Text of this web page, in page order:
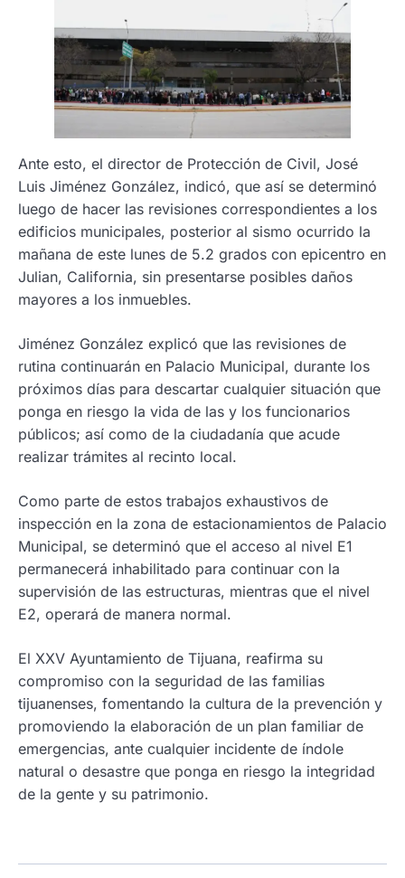
Ante esto, el director de Protección de Civil, José
Luis Jiménez González, indicó, que así se determinó
luego de hacer las revisiones correspondientes a los
edificios municipales, posterior al sismo ocurrido la
mañana de este lunes de 5.2 grados con epicentro en
Julian, California, sin presentarse posibles daños
mayores a los inmuebles.
Jiménez González explicó que las revisiones de
rutina continuarán en Palacio Municipal, durante los
próximos días para descartar cualquier situación que
ponga en riesgo la vida de las y los funcionarios
públicos; así como de la ciudadanía que acude
realizar trámites al recinto local.
Como parte de estos trabajos exhaustivos de
inspección en la zona de estacionamientos de Palacio
Municipal, se determinó que el acceso al nivel E1
permanecerá inhabilitado para continuar con la
supervisión de las estructuras, mientras que el nivel
E2, operará de manera normal.
El XXV Ayuntamiento de Tijuana, reafirma su
compromiso con la seguridad de las familias
tijuanenses, fomentando la cultura de la prevención y
promoviendo la elaboración de un plan familiar de
emergencias, ante cualquier incidente de índole
natural o desastre que ponga en riesgo la integridad
de la gente y su patrimonio.